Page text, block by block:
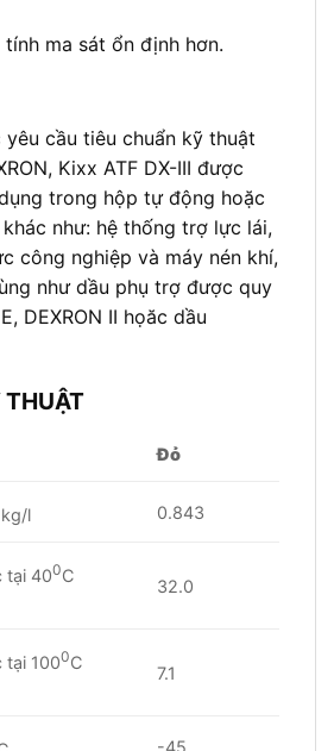
ma sát ổn định hơn.
yêu cầu tiêu chuẩn kỹ thuật
Kixx ATF DX-III được
trong hộp tự động hoặc
như: hệ thống trợ lực lái,
công nghiệp và máy nén khí,
như dầu phụ trợ được quy
DEXRON II họăc dầu
THUẬT
Đỏ
kg/l 0.843
tại 400C
32.0
1000C
7.1
-45